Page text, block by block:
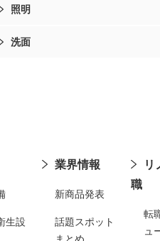
照明
洗面
生設
業界情報
新商品発表
話題スポット
まとめ
リ
職
転
ュ